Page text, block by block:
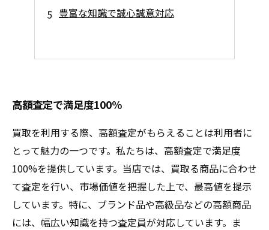
豊富な知識で誠心誠意対応
高額査定で満足度100%
買取を利用する際、高額査定がもらえることは利用者に
とって魅力の一つです。私たちは、高額査定で満足度
100%を提供しています。当店では、買取る商品に合わせ
て査定を行い、市場価値を把握した上で、最高値を提示
しています。特に、ブランド品や高級品などの高額商品
には、幅広い知識を持つ査定員が対応しています。ま